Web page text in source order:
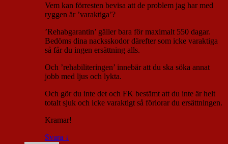
Vem kan förresten bevisa att de problem jag har med
ryggen är ’varaktiga’?
’Rehabgarantin’ gäller bara för maximalt 550 dagar.
Bedöms dina nacksskodor därefter som icke varaktiga
så får du ingen ersättning alls.
Och ’rehabiliteringen’ innebär att du ska söka annat
jobb med ljus och lykta.
Och gör du inte det och FK bestämt att du inte är helt
totalt sjuk och icke varaktigt så förlorar du ersättningen.
Kramar!
Svara ↓